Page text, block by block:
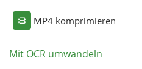
MP4 komprimieren
Mit OCR umwandeln